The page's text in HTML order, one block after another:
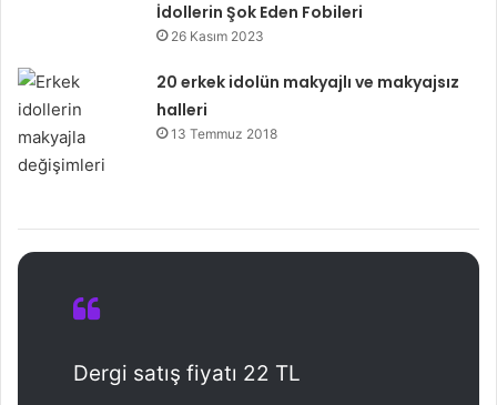
İdollerin Şok Eden Fobileri
26 Kasım 2023
20 erkek idolün makyajlı ve makyajsız
halleri
13 Temmuz 2018
Dergi satış fiyatı 22 TL